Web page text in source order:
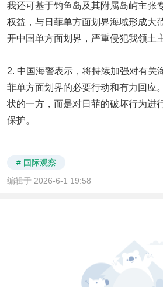
我还可基于钓鱼岛及其附属岛屿主张
权益，与日菲单方面划界海域形成大
开中国单方面划界，严重侵犯我领土
2. 中国海警表示，将持续加强对有关
菲单方面划界的必要行动和有力回应
状的一方，而是对日菲的破坏行为进
保护。
# 国际观察
编辑于 2026-6-1 19:58